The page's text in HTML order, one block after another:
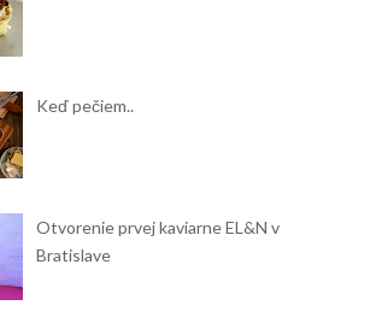
Keď pečiem..
Otvorenie prvej kaviarne EL&N v
Bratislave